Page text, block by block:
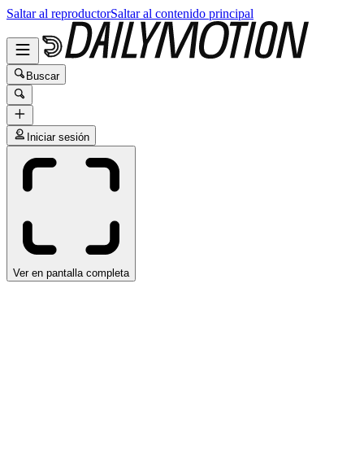
Saltar al reproductorSaltar al contenido principal
Buscar
Iniciar sesión
Ver en pantalla completa